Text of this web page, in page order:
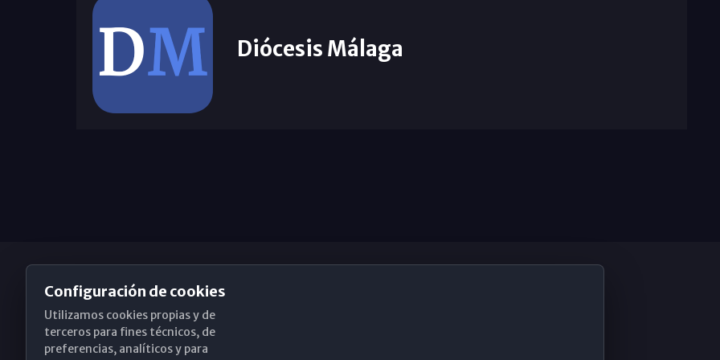
Diócesis Málaga
Obispado de Málaga
Configuración de cookies
Utilizamos cookies propias y de
terceros para fines técnicos, de
preferencias, analíticos y para